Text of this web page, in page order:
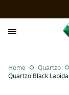
Home
Quartzo
Quartzo Black